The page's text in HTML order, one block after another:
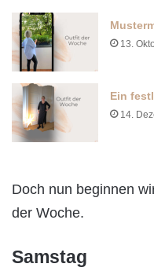
13.
Ein
14.
Doch nun beginnen
der Woche.
Samstag